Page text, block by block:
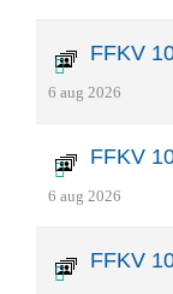
FFKV
6 aug 2026
FFKV
6 aug 2026
FFKV